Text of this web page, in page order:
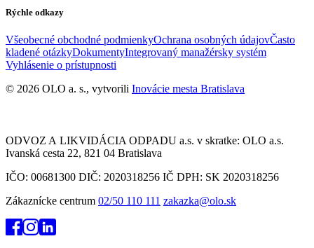
Rýchle odkazy
Všeobecné obchodné podmienkyOchrana osobných údajovČasto
kladené otázkyDokumentyIntegrovaný manažérsky systém
Vyhlásenie o prístupnosti
© 2026 OLO a. s., vytvorili Inovácie mesta Bratislava
ODVOZ A LIKVIDÁCIA ODPADU a.s. v skratke: OLO a.s.
Ivanská cesta 22, 821 04 Bratislava
IČO: 00681300 DIČ: 2020318256 IČ DPH: SK 2020318256
Zákaznícke centrum 02/50 110 111 zakazka@olo.sk